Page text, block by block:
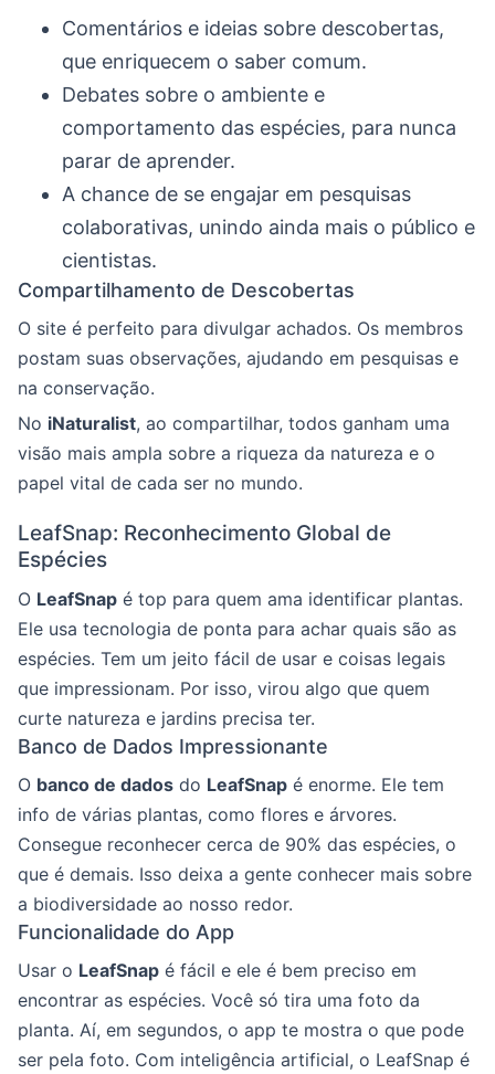
Comentários e ideias sobre descobertas,
que enriquecem o saber comum.
Debates sobre o ambiente e
comportamento das espécies, para nunca
parar de aprender.
A chance de se engajar em pesquisas
colaborativas, unindo ainda mais o público e
cientistas.
Compartilhamento de Descobertas
O site é perfeito para divulgar achados. Os membros
postam suas observações, ajudando em pesquisas e
na conservação.
No iNaturalist, ao compartilhar, todos ganham uma
visão mais ampla sobre a riqueza da natureza e o
papel vital de cada ser no mundo.
LeafSnap: Reconhecimento Global de
Espécies
O LeafSnap é top para quem ama identificar plantas.
Ele usa tecnologia de ponta para achar quais são as
espécies. Tem um jeito fácil de usar e coisas legais
que impressionam. Por isso, virou algo que quem
curte natureza e jardins precisa ter.
Banco de Dados Impressionante
O banco de dados do LeafSnap é enorme. Ele tem
info de várias plantas, como flores e árvores.
Consegue reconhecer cerca de 90% das espécies, o
que é demais. Isso deixa a gente conhecer mais sobre
a biodiversidade ao nosso redor.
Funcionalidade do App
Usar o LeafSnap é fácil e ele é bem preciso em
encontrar as espécies. Você só tira uma foto da
planta. Aí, em segundos, o app te mostra o que pode
ser pela foto. Com inteligência artificial, o LeafSnap é